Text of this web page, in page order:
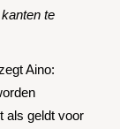
te
Aino:
als geldt voor